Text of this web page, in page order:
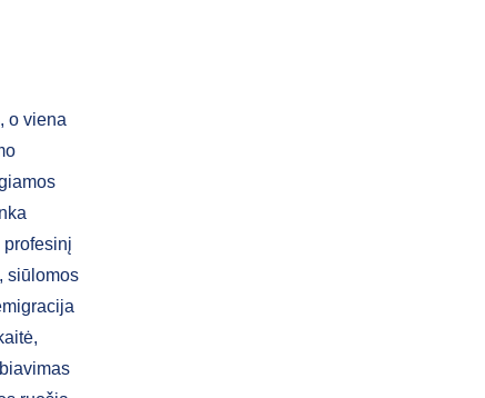
o viena
siūlomos